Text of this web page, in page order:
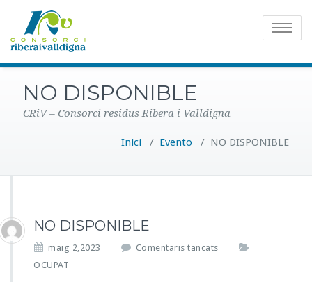
Toggle
NO DISPONIBLE
CRiV – Consorci residus Ribera i Valldigna
Inici / Evento / NO DISPONIBLE
NO DISPONIBLE
maig 2,2023 Comentaris tancats
OCUPAT